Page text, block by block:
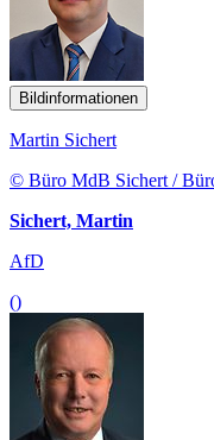
Bildinformationen
Martin Sichert
© Büro MdB Sichert /
Sichert, Martin
AfD
()